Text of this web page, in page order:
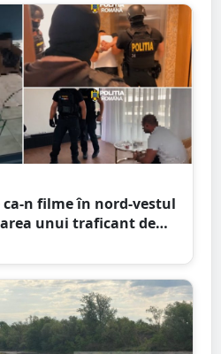
ca-n filme în nord-vestul
unui traficant de